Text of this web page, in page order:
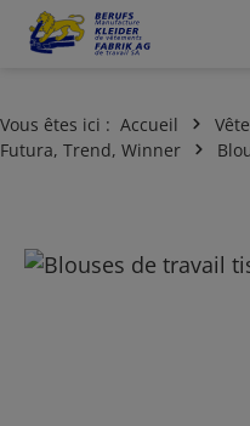
Passer au contenu
Vous êtes ici : Accueil
Futura, Trend, Winner
Ignorer la galerie